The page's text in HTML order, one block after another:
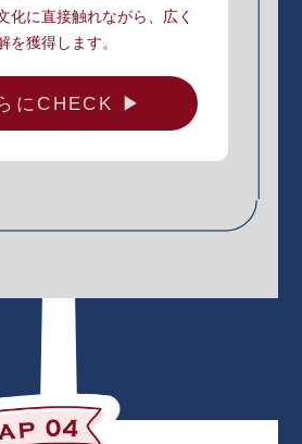
化に直接触れながら、広く
を獲得します。
にCHECK